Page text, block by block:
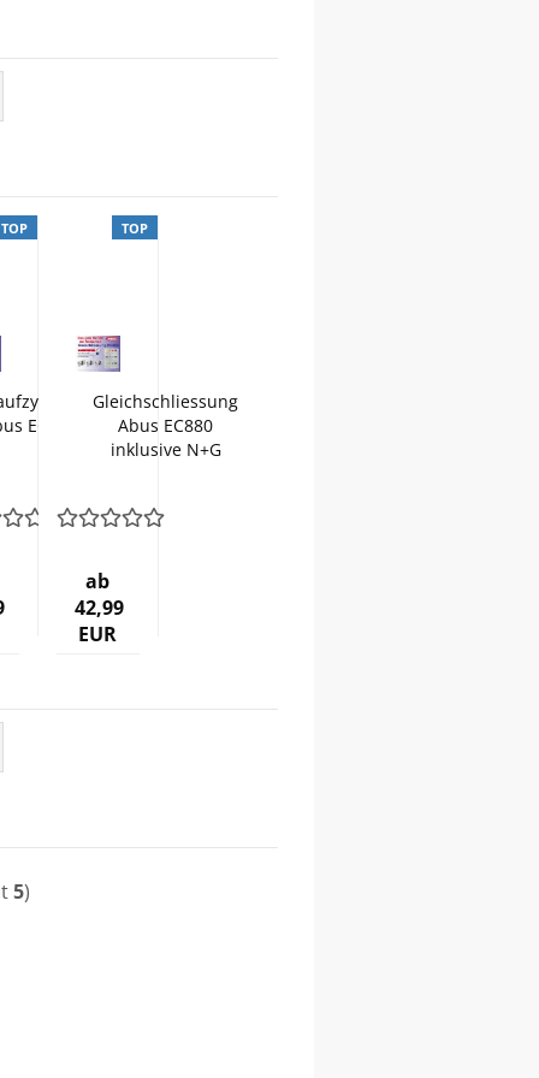
TOP
EC880
TOP
Gleichschliessung
Abus EC880
inklusive N+G
ab
42,99
EUR
5)